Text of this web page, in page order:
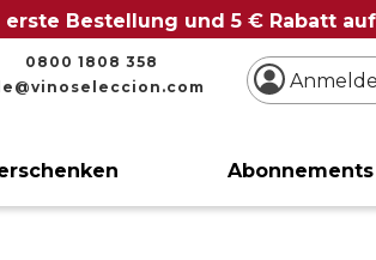
erste Bestellung und 5 € Rabatt
0800 1808 358
Abonnements